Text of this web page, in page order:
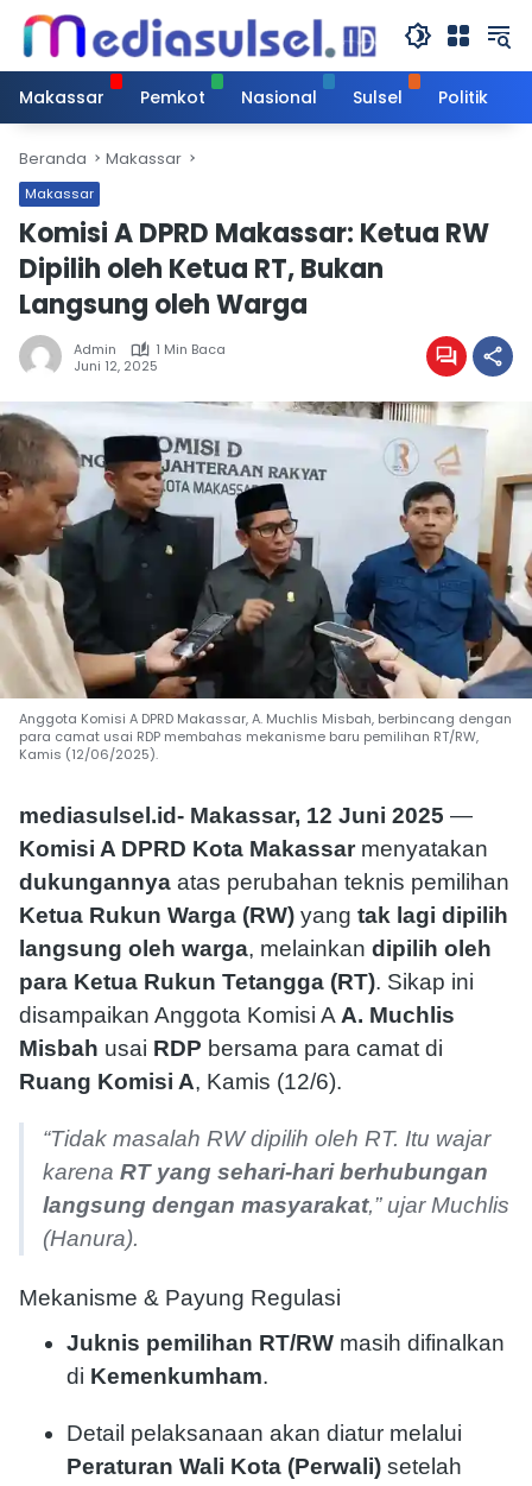
Langsung
konten
Makassar
Pemkot Nasional Sulsel Politik
Beranda Makassar
Makassar
Komisi A DPRD Makassar: Ketua RW
Dipilih oleh Ketua RT, Bukan
Langsung oleh Warga
Admin
1 Min Baca
Juni 12, 2025
Anggota Komisi A DPRD Makassar, A. Muchlis Misbah, berbincang dengan
para camat usai RDP membahas mekanisme baru pemilihan RT/RW,
Kamis (12/06/2025).
mediasulsel.id- Makassar, 12 Juni 2025 —
Komisi A DPRD Kota Makassarmenyatakan
dukungannya atas perubahan teknis pemilihan
Ketua Rukun Warga (RW) yang tak lagi dipilih
langsung oleh warga, melainkan dipilih oleh
para Ketua Rukun Tetangga (RT). Sikap ini
disampaikan Anggota Komisi AA. Muchlis
Misbah usai RDP bersama para camat di
Ruang Komisi A, Kamis (12/6).
“Tidak masalah RW dipilih oleh RT. Itu wajar
karena RT yang sehari-hari berhubungan
langsung dengan masyarakat,” ujar Muchlis
(Hanura).
Mekanisme & Payung Regulasi
Juknis pemilihan RT/RW masih difinalkan
di Kemenkumham.
Detail pelaksanaan akan diatur melalui
Peraturan Wali Kota (Perwali) setelah